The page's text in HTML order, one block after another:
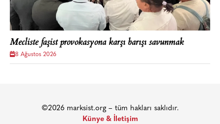
Mecliste faşist provokasyona karşı barışı savunmak
8 Ağustos 2026
©2026 marksist.org – tüm hakları saklıdır.
Künye & İletişim